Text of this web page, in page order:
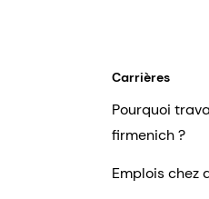
Carrières
Pourquoi
firmenich ?
Emplois chez